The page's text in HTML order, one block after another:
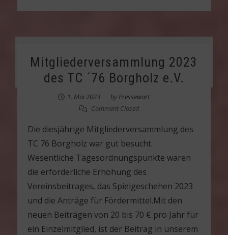
Mitgliederversammlung 2023
des TC ´76 Borgholz e.V.
1. Mai 2023 by Pressewart
Comment Closed
Die diesjährige Mitgliederversammlung des
TC 76 Borgholz war gut besucht.
Wesentliche Tagesordnungspunkte waren
die erforderliche Erhöhung des
Vereinsbeitrages, das Spielgeschehen 2023
und die Anträge für Fördermittel.Mit den
neuen Beiträgen von 20 bis 70 € pro Jahr für
ein Einzelmitglied, ist der Beitrag in unserem